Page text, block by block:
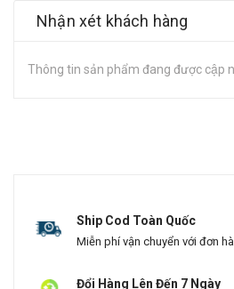
Nhận xét khách hàng
Thông tin sản phẩm đang được cập
Ship Cod Toàn Quốc
Miễn phí vận chuyển với đơn
Đổi Hàng Lên Đến 7 Ngày